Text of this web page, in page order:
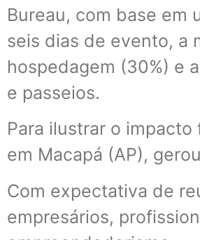
Bureau, com base em
seis dias de evento, a
hospedagem (30%) e
e passeios.
Para ilustrar o
em Macapá (AP),
Com expectativa de
empresários,